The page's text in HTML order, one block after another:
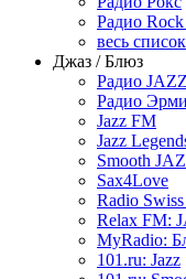
Радио
весь список
Джаз / Блюз
Радио JAZZ
Радио
Jazz FM
Jazz
Smooth
Sax4Love
Radio Swiss
Relax FM:
MyRadio:
101.ru: Jazz